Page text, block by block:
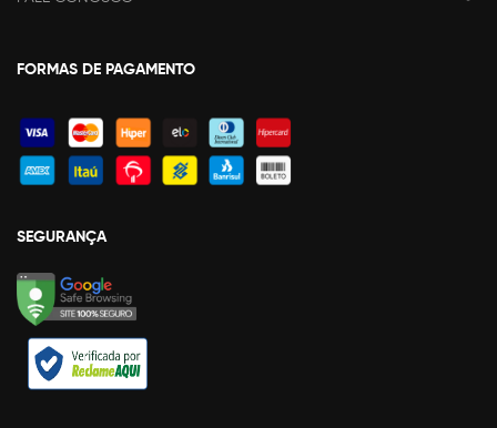
FORMAS DE PAGAMENTO
SEGURANÇA